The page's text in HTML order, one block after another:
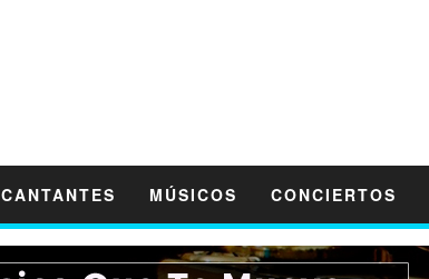
CANTANTES MÚSICOS CONCIERTOS